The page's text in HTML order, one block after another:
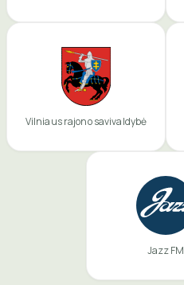
Vilniaus rajono savivaldybė
Jazz FM